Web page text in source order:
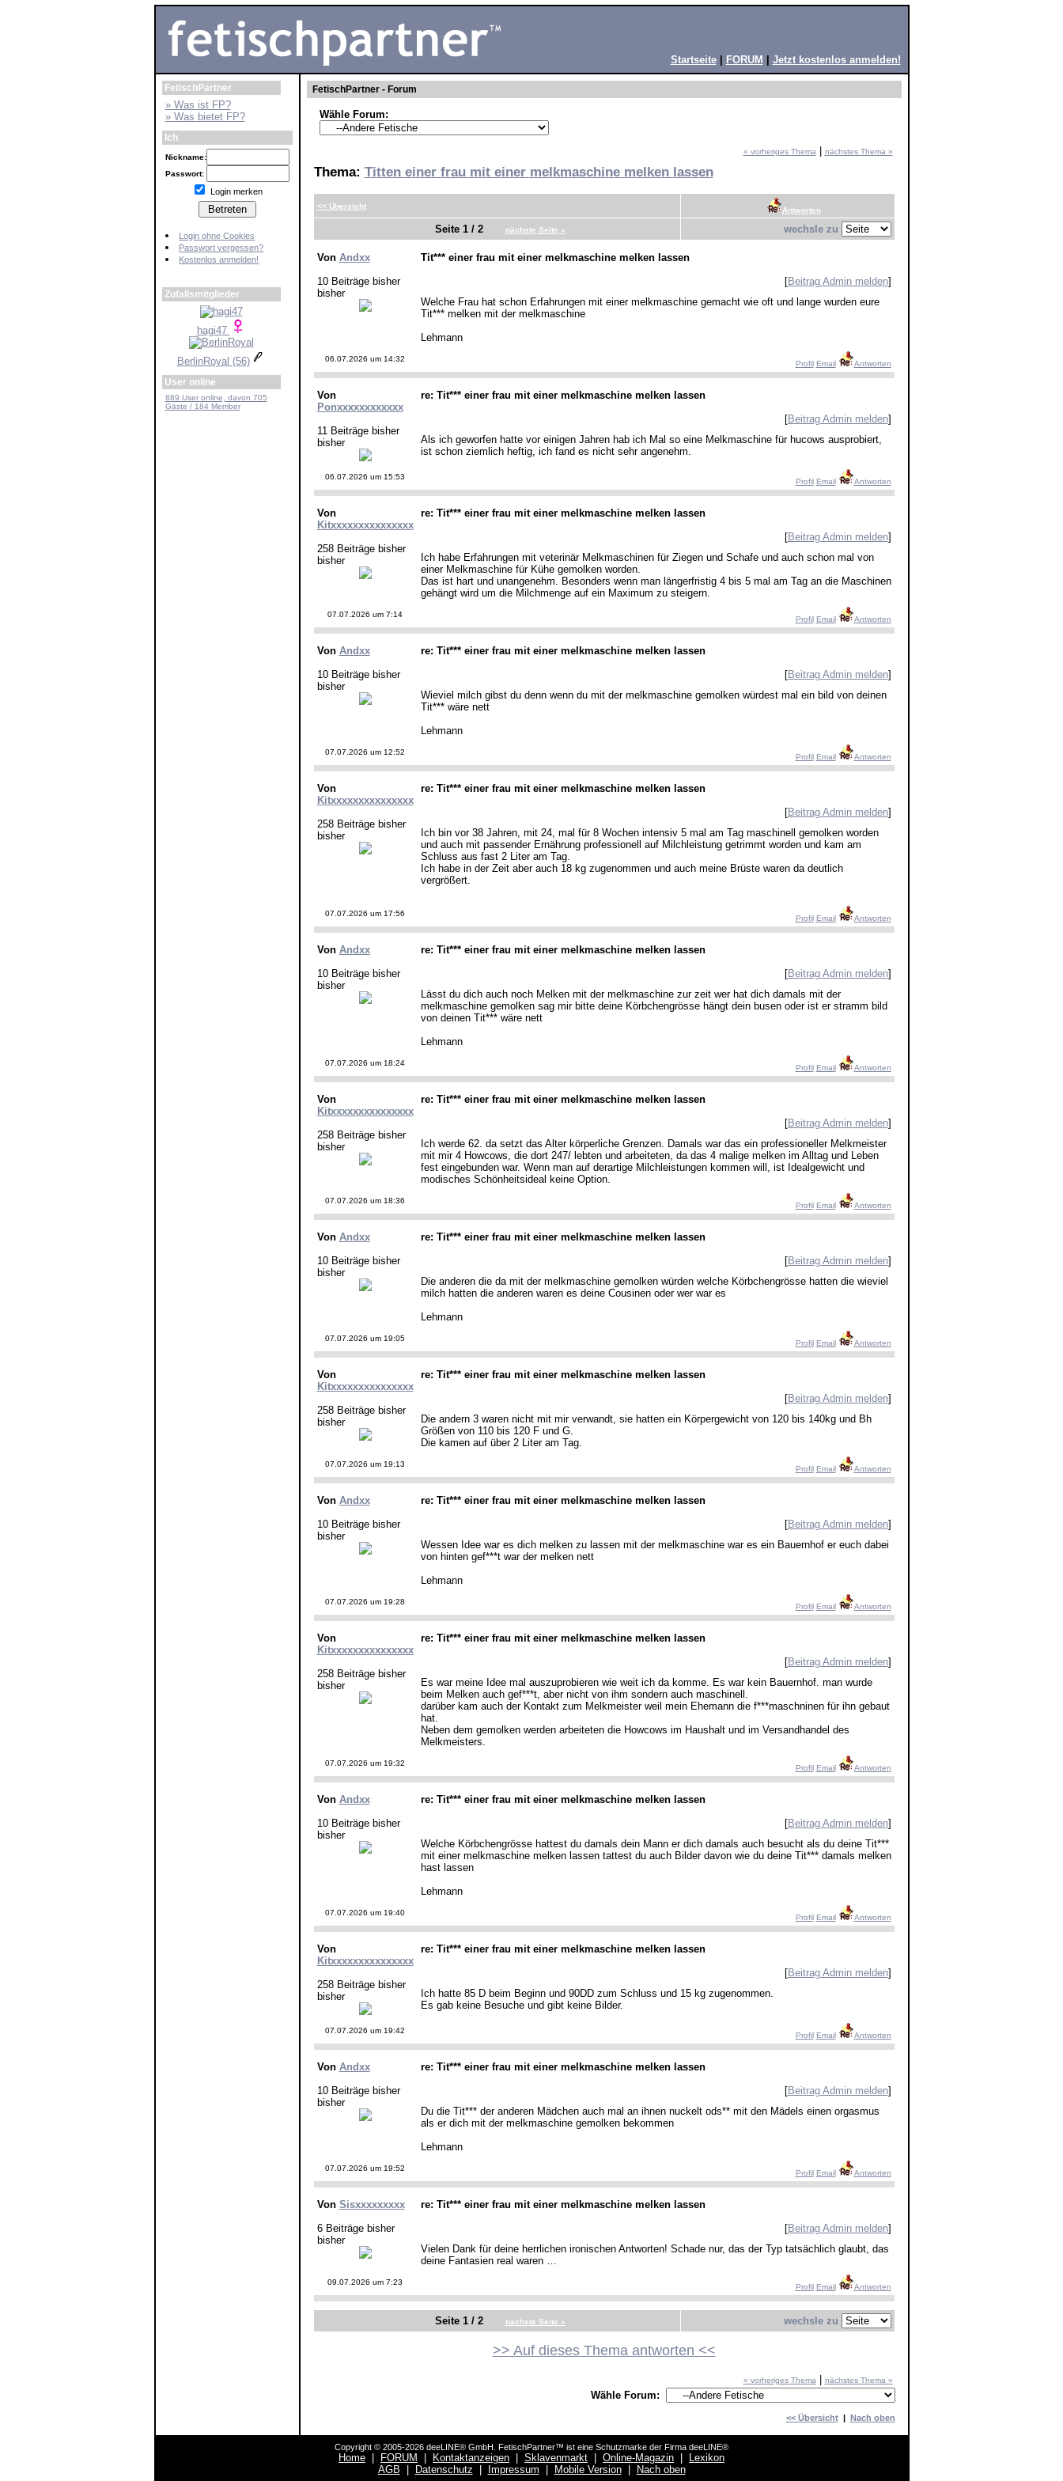
Startseite| FORUM Jetzt kostenlos anmelden!
FetischPartner
» Was ist FP?
» Was bietet FP?
Ich
Nickname:
Passwort:
Login merken
Login ohne Cookies
Passwort vergessen?
Kostenlos anmelden!
Zufallsmitglieder
hagi47
BerlinRoyal (56)
User online
889 User online, davon 705
Gäste / 184 Member
FetischPartner - Forum
Wähle Forum:
« vorheriges Thema| nächstes Thema »
Thema: Titten einer frau mit einer melkmaschine melken lassen
<< Übersicht Antworten
Seite 1 / 2 nächste Seite » wechsle zu
Von Andxx
10 Beiträge bisher
bisher
Tit*** einer frau mit einer melkmaschine melken lassen
[Beitrag Admin melden]
Welche Frau hat schon Erfahrungen mit einer melkmaschine gemacht wie oft und lange wurden eure
Tit*** melken mit der melkmaschine
Lehmann
06.07.2026 um 14:32
Profil Email Antworten
Von
Ponxxxxxxxxxxxx
11 Beiträge bisher
bisher
re: Tit*** einer frau mit einer melkmaschine melken lassen
[Beitrag Admin melden]
Als ich geworfen hatte vor einigen Jahren hab ich Mal so eine Melkmaschine für hucows ausprobiert,
ist schon ziemlich heftig, ich fand es nicht sehr angenehm.
06.07.2026 um 15:53
Profil Email Antworten
Von
Kitxxxxxxxxxxxxxxx
258 Beiträge bisher
bisher
re: Tit*** einer frau mit einer melkmaschine melken lassen
[Beitrag Admin melden]
Ich habe Erfahrungen mit veterinär Melkmaschinen für Ziegen und Schafe und auch schon mal von
einer Melkmaschine für Kühe gemolken worden.
Das ist hart und unangenehm. Besonders wenn man längerfristig 4 bis 5 mal am Tag an die Maschinen
gehängt wird um die Milchmenge auf ein Maximum zu steigern.
07.07.2026 um 7:14
Profil Email Antworten
Von Andxx
10 Beiträge bisher
bisher
re: Tit*** einer frau mit einer melkmaschine melken lassen
[Beitrag Admin melden]
Wieviel milch gibst du denn wenn du mit der melkmaschine gemolken würdest mal ein bild von deinen
Tit*** wäre nett
Lehmann
07.07.2026 um 12:52
Profil Email Antworten
Von
Kitxxxxxxxxxxxxxxx
258 Beiträge bisher
bisher
re: Tit*** einer frau mit einer melkmaschine melken lassen
[Beitrag Admin melden]
Ich bin vor 38 Jahren, mit 24, mal für 8 Wochen intensiv 5 mal am Tag maschinell gemolken worden
und auch mit passender Ernährung professionell auf Milchleistung getrimmt worden und kam am
Schluss aus fast 2 Liter am Tag.
Ich habe in der Zeit aber auch 18 kg zugenommen und auch meine Brüste waren da deutlich
vergrößert.
07.07.2026 um 17:56
Profil Email Antworten
Von Andxx
10 Beiträge bisher
bisher
re: Tit*** einer frau mit einer melkmaschine melken lassen
[Beitrag Admin melden]
Lässt du dich auch noch Melken mit der melkmaschine zur zeit wer hat dich damals mit der
melkmaschine gemolken sag mir bitte deine Körbchengrösse hängt dein busen oder ist er stramm bild
von deinen Tit*** wäre nett
Lehmann
07.07.2026 um 18:24
Profil Email Antworten
Von
Kitxxxxxxxxxxxxxxx
258 Beiträge bisher
bisher
re: Tit*** einer frau mit einer melkmaschine melken lassen
[Beitrag Admin melden]
Ich werde 62. da setzt das Alter körperliche Grenzen. Damals war das ein professioneller Melkmeister
mit mir 4 Howcows, die dort 247/ lebten und arbeiteten, da das 4 malige melken im Alltag und Leben
fest eingebunden war. Wenn man auf derartige Milchleistungen kommen will, ist Idealgewicht und
modisches Schönheitsideal keine Option.
07.07.2026 um 18:36
Profil Email Antworten
Von Andxx
10 Beiträge bisher
bisher
re: Tit*** einer frau mit einer melkmaschine melken lassen
[Beitrag Admin melden]
Die anderen die da mit der melkmaschine gemolken würden welche Körbchengrösse hatten die wieviel
milch hatten die anderen waren es deine Cousinen oder wer war es
Lehmann
07.07.2026 um 19:05
Profil Email Antworten
Von
Kitxxxxxxxxxxxxxxx
258 Beiträge bisher
bisher
re: Tit*** einer frau mit einer melkmaschine melken lassen
[Beitrag Admin melden]
Die andern 3 waren nicht mit mir verwandt, sie hatten ein Körpergewicht von 120 bis 140kg und Bh
Größen von 110 bis 120 F und G.
Die kamen auf über 2 Liter am Tag.
07.07.2026 um 19:13
Profil Email Antworten
Von Andxx
10 Beiträge bisher
bisher
re: Tit*** einer frau mit einer melkmaschine melken lassen
[Beitrag Admin melden]
Wessen Idee war es dich melken zu lassen mit der melkmaschine war es ein Bauernhof er euch dabei
von hinten gef***t war der melken nett
Lehmann
07.07.2026 um 19:28
Profil Email Antworten
Von
Kitxxxxxxxxxxxxxxx
258 Beiträge bisher
bisher
re: Tit*** einer frau mit einer melkmaschine melken lassen
[Beitrag Admin melden]
Es war meine Idee mal auszuprobieren wie weit ich da komme. Es war kein Bauernhof. man wurde
beim Melken auch gef***t, aber nicht von ihm sondern auch maschinell.
darüber kam auch der Kontakt zum Melkmeister weil mein Ehemann die f***maschninen für ihn gebaut
hat.
Neben dem gemolken werden arbeiteten die Howcows im Haushalt und im Versandhandel des
Melkmeisters.
07.07.2026 um 19:32
Profil Email Antworten
Von Andxx
10 Beiträge bisher
bisher
re: Tit*** einer frau mit einer melkmaschine melken lassen
[Beitrag Admin melden]
Welche Körbchengrösse hattest du damals dein Mann er dich damals auch besucht als du deine Tit***
mit einer melkmaschine melken lassen tattest du auch Bilder davon wie du deine Tit*** damals melken
hast lassen
Lehmann
07.07.2026 um 19:40
Profil Email Antworten
Von
Kitxxxxxxxxxxxxxxx
258 Beiträge bisher
bisher
re: Tit*** einer frau mit einer melkmaschine melken lassen
[Beitrag Admin melden]
Ich hatte 85 D beim Beginn und 90DD zum Schluss und 15 kg zugenommen.
Es gab keine Besuche und gibt keine Bilder.
07.07.2026 um 19:42
Profil Email Antworten
Von Andxx
10 Beiträge bisher
bisher
re: Tit*** einer frau mit einer melkmaschine melken lassen
[Beitrag Admin melden]
Du die Tit*** der anderen Mädchen auch mal an ihnen nuckelt ods** mit den Mädels einen orgasmus
als er dich mit der melkmaschine gemolken bekommen
Lehmann
07.07.2026 um 19:52
Profil Email Antworten
Von Sisxxxxxxxxx
6 Beiträge bisher
bisher
re: Tit*** einer frau mit einer melkmaschine melken lassen
[Beitrag Admin melden]
Vielen Dank für deine herrlichen ironischen Antworten! Schade nur, das der Typ tatsächlich glaubt, das
deine Fantasien real waren …
09.07.2026 um 7:23
Profil Email Antworten
Seite 1 / 2 nächste Seite » wechsle zu
>> Auf dieses Thema antworten <<
« vorheriges Thema nächstes Thema »
Wähle Forum:
<< Übersicht| Nach oben
Copyright © 2005-2026 deeLINE® GmbH. FetischPartner™ ist eine Schutzmarke der Firma deeLINE®
Home FORUM Kontaktanzeigen Sklavenmarkt Online-Magazin
Lexikon
AGB
Datenschutz Impressum Mobile Version| Nach oben